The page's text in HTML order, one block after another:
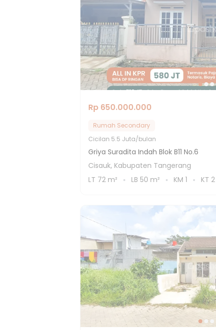
Rp 650.000.000
Rumah Secondary
Cicilan 5.5 Juta/bulan
Griya Suradita Indah Blok B11 No.6
Cisauk, Kabupaten Tangerang
LT 72 m² LB 50 m² KM 1 KT 2